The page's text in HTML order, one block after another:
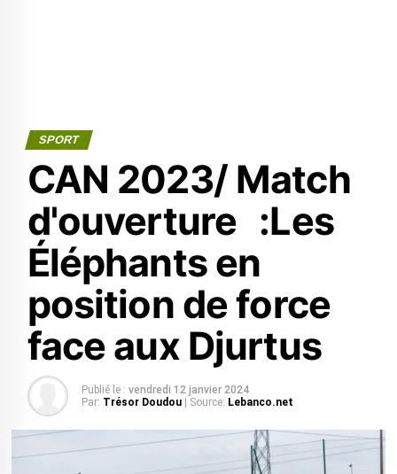
SPORT
CAN 2023/ Match
d'ouverture :Les
Éléphants en
position de force
face aux Djurtus
Publié le : vendredi 12 janvier 2024
Par: Trésor Doudou | Source: Lebanco.net